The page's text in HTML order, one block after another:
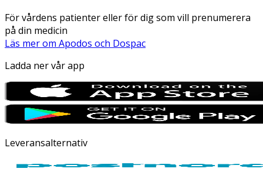
För vårdens patienter eller för dig som vill prenumerera
på din medicin
Läs mer om Apodos och Dospac
Ladda ner vår app
Leveransalternativ